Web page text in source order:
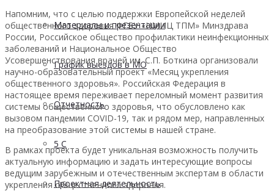
Материалы и презентации
График выездов в МО
Отчетность
5 С
Проектная деятельность
Напомним, что с целью поддержки Европейской неделей
общественного здоровья ФГБУ «НМИЦ ТПМ» Минздрава
России, Российское общество профилактики неинфекционных
заболеваний и Национальное Общество
Усовершенствования врачей им. С.П. Боткина организовали
научно-образовательный проект «Месяц укрепления
общественного здоровья». Российская Федерация в
настоящее время переживает переломный момент развития
системы общественного здоровья, что обусловлено как
вызовом пандемии COVID-19, так и рядом мер, направленных
на преобразование этой системы в нашей стране.
В рамках проекта будет уникальная возможность получить
актуальную информацию и задать интересующие вопросы
ведущим зарубежным и отечественным экспертам в области
укрепления общественного здоровья.